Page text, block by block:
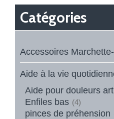
Catégories
Accessoires
Aide à la vie
Aide pour douleurs
Enfiles bas (4)
pinces de préhension